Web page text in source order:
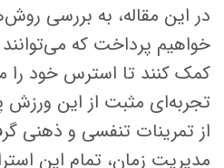
در این مقاله، به بررسی
خواهیم پرداخت که می‌توانند
کمک کنند تا استرس خود را
تجربه‌ای مثبت از این ورزش
از تمرینات تنفسی و ذهنی
مدیریت زمان، تمام این